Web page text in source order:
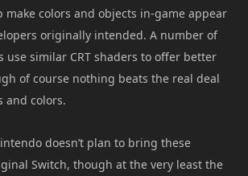
colors and objects in-game appear
originally intended. A number of
use similar CRT shaders to offer better
of course nothing beats the real deal
and colors.
doesn’t plan to bring these
Switch, though at the very least the